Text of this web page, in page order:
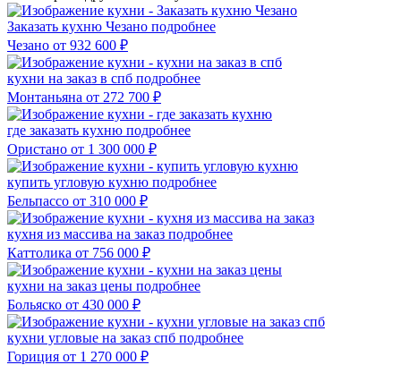
Заказать кухню Чезано подробнее
Чезано от 932 600 ₽
кухни на заказ в спб подробнее
Монтаньяна от 272 700 ₽
где заказать кухню подробнее
Ористано от 1 300 000 ₽
купить угловую кухню подробнее
Бельпассо от 310 000 ₽
кухня из массива на заказ подробнее
Каттолика от 756 000 ₽
кухни на заказ цены подробнее
Больяско от 430 000 ₽
кухни угловые на заказ спб подробнее
Гориция от 1 270 000 ₽